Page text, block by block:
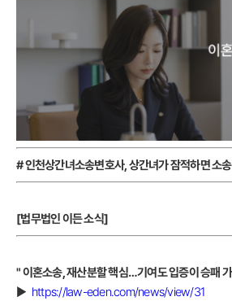
# 인천상간녀소송변호사, 상간녀가 잠적하면 소
[법무법인 이든 소식]
" 이혼소송, 재산분할 핵심…기여도 입증이 승패
▶ https://law-eden.com/news/view/31